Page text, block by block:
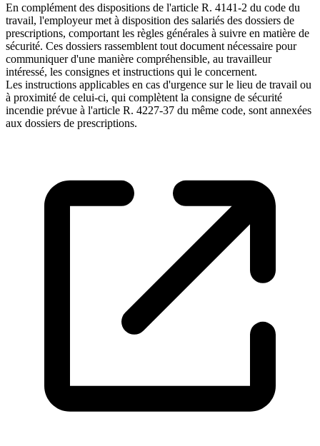
En complément des dispositions de l'article R. 4141-2 du code du
travail, l'employeur met à disposition des salariés des dossiers de
prescriptions, comportant les règles générales à suivre en matière de
sécurité. Ces dossiers rassemblent tout document nécessaire pour
communiquer d'une manière compréhensible, au travailleur
intéressé, les consignes et instructions qui le concernent.
Les instructions applicables en cas d'urgence sur le lieu de travail ou
à proximité de celui-ci, qui complètent la consigne de sécurité
incendie prévue à l'article R. 4227-37 du même code, sont annexées
aux dossiers de prescriptions.